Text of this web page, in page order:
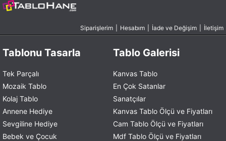
Siparişlerim Hesabım İade ve Değişim İletişim
Tablonu Tasarla
Tek Parçalı
Mozaik Tablo
Kolaj Tablo
Annene Hediye
Sevgiline Hediye
Bebek ve Çocuk
Tablo Galerisi
Kanvas Tablo
En Çok Satanlar
Sanatçılar
Kanvas Tablo Ölçü ve Fiyatları
Cam Tablo Ölçü ve Fiyatları
Mdf Tablo Ölçü ve Fiyatları